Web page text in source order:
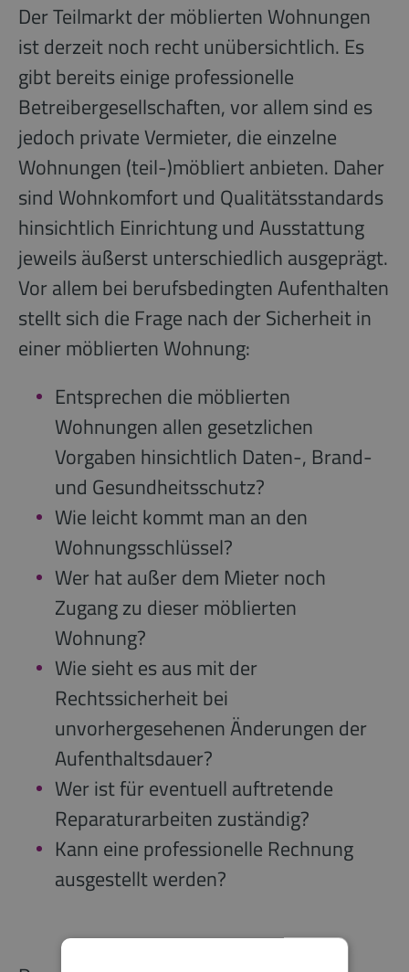
Der Teilmarkt der möblierten Wohnungen
ist derzeit noch recht unübersichtlich. Es
gibt bereits einige professionelle
Betreibergesellschaften, vor allem sind es
jedoch private Vermieter, die einzelne
Wohnungen (teil-)möbliert anbieten. Daher
sind Wohnkomfort und Qualitätsstandards
hinsichtlich Einrichtung und Ausstattung
jeweils äußerst unterschiedlich ausgeprägt.
Vor allem bei berufsbedingten Aufenthalten
stellt sich die Frage nach der Sicherheit in
einer möblierten Wohnung:
Entsprechen die möblierten
Wohnungen allen gesetzlichen
Vorgaben hinsichtlich Daten-, Brand-
und Gesundheitsschutz?
Wie leicht kommt man an den
Wohnungsschlüssel?
Wer hat außer dem Mieter noch
Zugang zu dieser möblierten
Wohnung?
Wie sieht es aus mit der
Rechtssicherheit bei
unvorhergesehenen Änderungen der
Aufenthaltsdauer?
Wer ist für eventuell auftretende
Reparaturarbeiten zuständig?
Kann eine professionelle Rechnung
ausgestellt werden?